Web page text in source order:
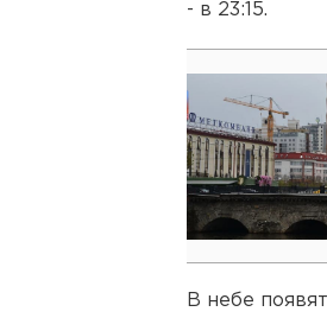
- в 23:15.
В небе